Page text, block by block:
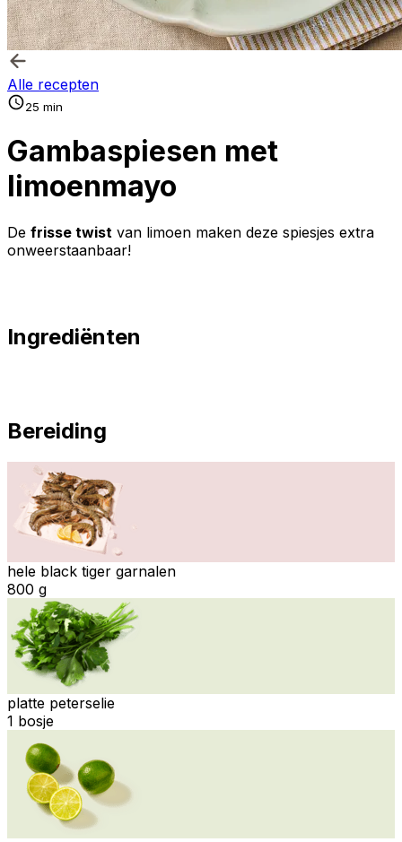
Alle recepten
25 min
Gambaspiesen met
limoenmayo
De frisse twist van limoen maken deze spiesjes extra
onweerstaanbaar!
Ingrediënten
Bereiding
hele black tiger garnalen
800 g
platte peterselie
1 bosje